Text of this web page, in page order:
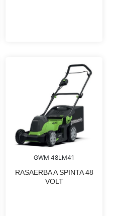
GWM 48LM41
RASAERBA A SPINTA 48
VOLT